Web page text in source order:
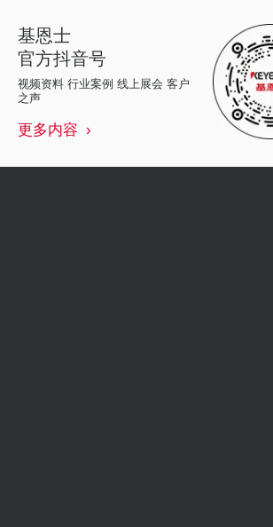
基恩士
官方抖音号
视频资料 行业案例 线上展会 客户
之声
更多内容